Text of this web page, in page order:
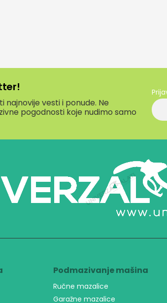
najnovije vesti i ponude. Ne
pogodnosti koje nudimo samo
Podmazivanje mašina
Ručne mazalice
Garažne mazalice